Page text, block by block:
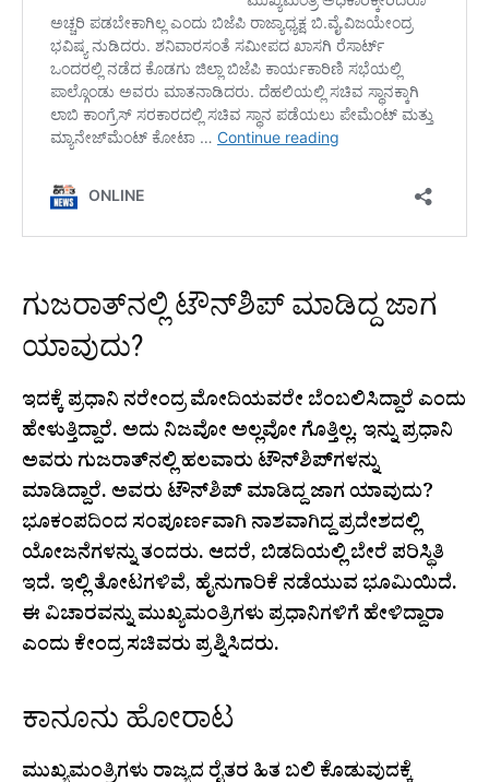
ಗುಜರಾತ್‌ನಲ್ಲಿ ಟೌನ್‌ಶಿಪ್ ಮಾಡಿದ್ದ ಜಾಗ
ಯಾವುದು?
ಇದಕ್ಕೆ ಪ್ರಧಾನಿ ನರೇಂದ್ರ ಮೋದಿಯವರೇ ಬೆಂಬಲಿಸಿದ್ದಾರೆ ಎಂದು
ಹೇಳುತ್ತಿದ್ದಾರೆ. ಅದು ನಿಜವೋ ಅಲ್ಲವೋ ಗೊತ್ತಿಲ್ಲ. ಇನ್ನು ಪ್ರಧಾನಿ
ಅವರು ಗುಜರಾತ್‌ನಲ್ಲಿ ಹಲವಾರು ಟೌನ್‌ಶಿಪ್​ಗಳನ್ನು
ಮಾಡಿದ್ದಾರೆ. ಅವರು ಟೌನ್‌ಶಿಪ್ ಮಾಡಿದ್ದ ಜಾಗ ಯಾವುದು?
ಭೂಕಂಪದಿಂದ ಸಂಪೂರ್ಣವಾಗಿ ನಾಶವಾಗಿದ್ದ ಪ್ರದೇಶದಲ್ಲಿ
ಯೋಜನೆಗಳನ್ನು ತಂದರು. ಆದರೆ, ಬಿಡದಿಯಲ್ಲಿ ಬೇರೆ ಪರಿಸ್ಥಿತಿ
ಇದೆ. ಇಲ್ಲಿ ತೋಟಗಳಿವೆ, ಹೈನುಗಾರಿಕೆ ನಡೆಯುವ ಭೂಮಿಯಿದೆ.
ಈ ವಿಚಾರವನ್ನು ಮುಖ್ಯಮಂತ್ರಿಗಳು ಪ್ರಧಾನಿಗಳಿಗೆ ಹೇಳಿದ್ದಾರಾ
ಎಂದು ಕೇಂದ್ರ ಸಚಿವರು ಪ್ರಶ್ನಿಸಿದರು.
ಕಾನೂನು ಹೋರಾಟ
ಮುಖ್ಯಮಂತ್ರಿಗಳು ರಾಜ್ಯದ ರೈತರ ಹಿತ ಬಲಿ ಕೊಡುವುದಕ್ಕೆ